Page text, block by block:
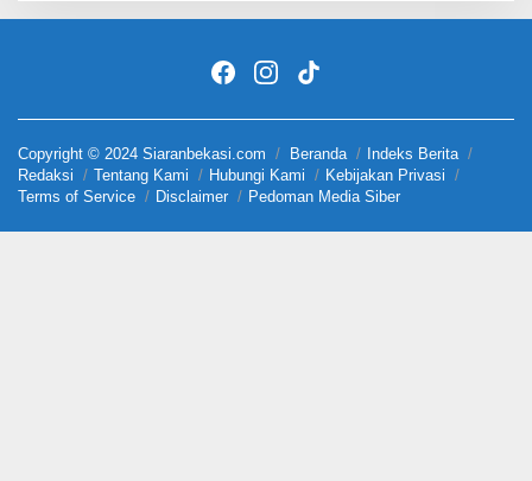
Copyright © 2024 Siaranbekasi.com Beranda
Indeks Berita
Redaksi
Tentang Kami Hubungi Kami
Kebijakan Privasi
Terms of Service
Disclaimer Pedoman Media Siber